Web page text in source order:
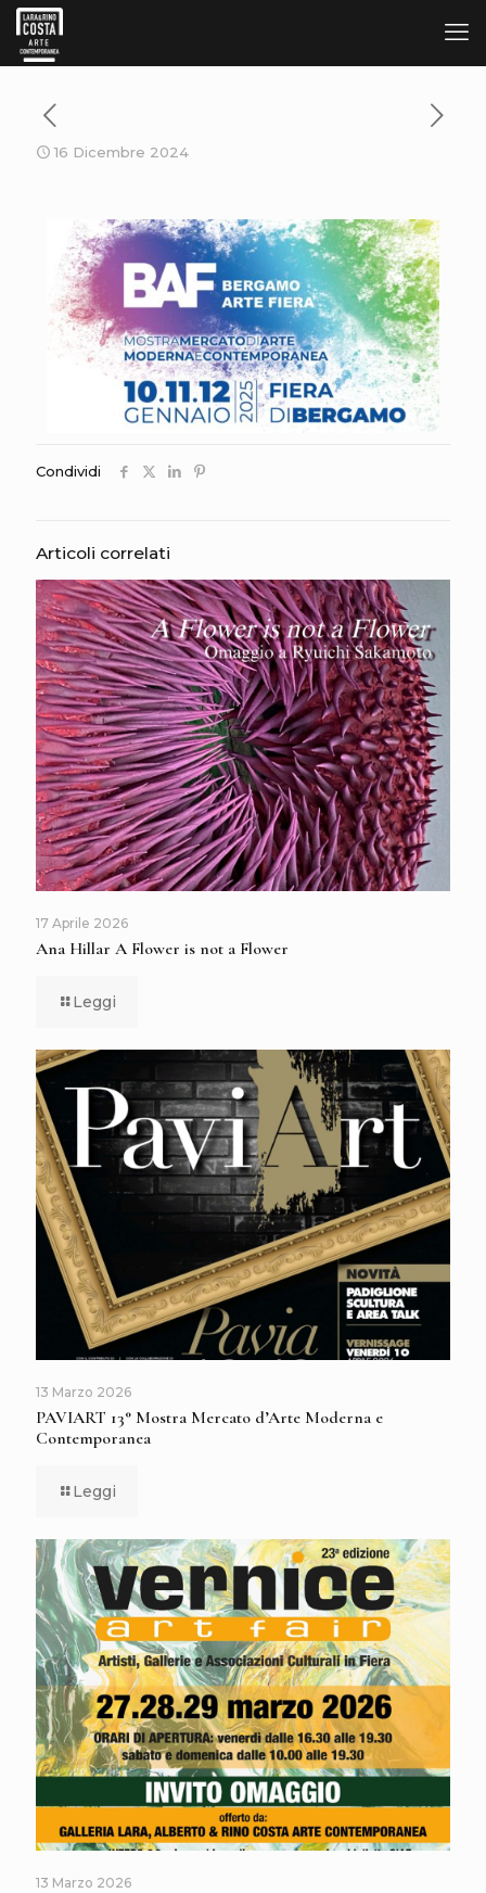
16 Dicembre 2024
Condividi
Articoli correlati
17 Aprile 2026
Ana Hillar A Flower is not a Flower
Leggi
13 Marzo 2026
PAVIART 13° Mostra Mercato d’Arte Moderna e
Contemporanea
Leggi
13 Marzo 2026